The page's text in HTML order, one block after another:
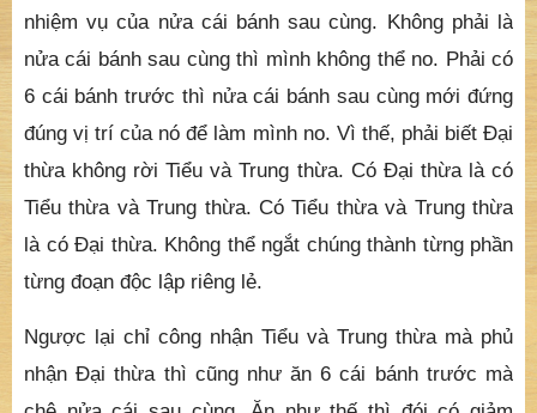
nhiệm vụ của nửa cái bánh sau cùng. Không phải là
nửa cái bánh sau cùng thì mình không thể no. Phải có
6 cái bánh trước thì nửa cái bánh sau cùng mới đứng
đúng vị trí của nó để làm mình no. Vì thế, phải biết Đại
thừa không rời Tiểu và Trung thừa. Có Đại thừa là có
Tiểu thừa và Trung thừa. Có Tiểu thừa và Trung thừa
là có Đại thừa. Không thể ngắt chúng thành từng phần
từng đoạn độc lập riêng lẻ.
Ngược lại chỉ công nhận Tiểu và Trung thừa mà phủ
nhận Đại thừa thì cũng như ăn 6 cái bánh trước mà